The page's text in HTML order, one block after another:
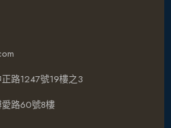
路1247號19樓之3
路60號8樓